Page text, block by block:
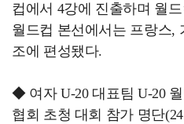
컵에서 4강에 진출하며 월
월드컵 본선에서는 프랑스,
조에 편성됐다.
◆ 여자 U-20 대표팀 U-20
협회 초청 대회 참가 명단